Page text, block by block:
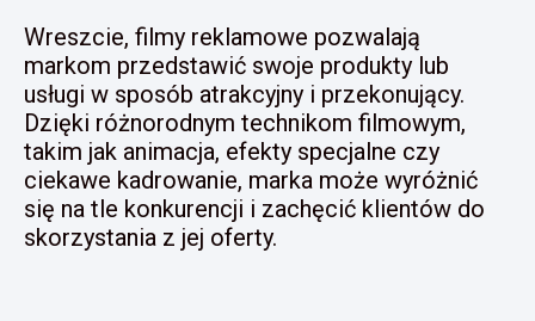
Wreszcie, filmy reklamowe pozwalają
markom przedstawić swoje produkty lub
usługi w sposób atrakcyjny i przekonujący.
Dzięki różnorodnym technikom filmowym,
takim jak animacja, efekty specjalne czy
ciekawe kadrowanie, marka może wyróżnić
się na tle konkurencji i zachęcić klientów do
skorzystania z jej oferty.